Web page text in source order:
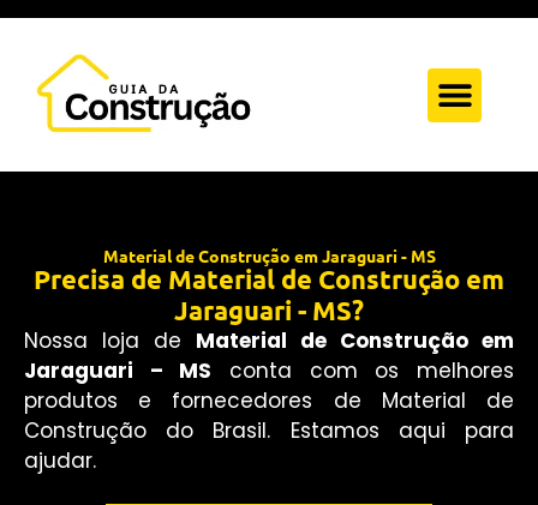
Material de Construção em Jaraguari - MS
Precisa de Material de Construção em
Jaraguari - MS?
Nossa loja de Material de Construção em
Jaraguari – MS conta com os melhores
produtos e fornecedores de Material de
Construção do Brasil. Estamos aqui para
ajudar.